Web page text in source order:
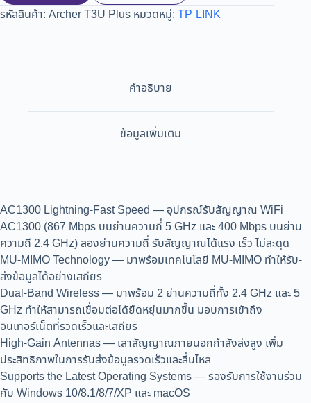
รหัสสินค้า: Archer T3U Plus หมวดหมู่: TP-LINK
คำอธิบาย
ข้อมูลเพิ่มเติม
AC1300 Lightning-Fast Speed — อุปกรณ์รับสัญญาณ WiFi
AC1300 (867 Mbps บนย่านความถี่ 5 GHz และ 400 Mbps บนย่าน
ความถี 2.4 GHz) สองย่านความถี่ รับสัญญาณได้แรง เร็ว ไม่สะดุด
MU-MIMO Technology — มาพร้อมเทคโนโลยี MU-MIMO ทำให้รับ-
ส่งข้อมูลได้อย่างเสถียร
Dual-Band Wireless — มาพร้อม 2 ย่านความถี่ทั้ง 2.4 GHz และ 5
GHz ทำให้สามารถเชื่อมต่อได้ยืดหยุ่นมากขึ้น มอบการเข้าถึง
อินเทอร์เน็ตที่รวดเร็วและเสถียร
High-Gain Antennas — เสาสัญญาณภายนอกกำลังส่งสูง เพิ่ม
ประสิทธิภาพในการรับส่งข้อมูลรวดเร็วและลื่นไหล
Supports the Latest Operating Systems — รองรับการใช้งานร่วม
กับ Windows 10/8.1/8/7/XP และ macOS